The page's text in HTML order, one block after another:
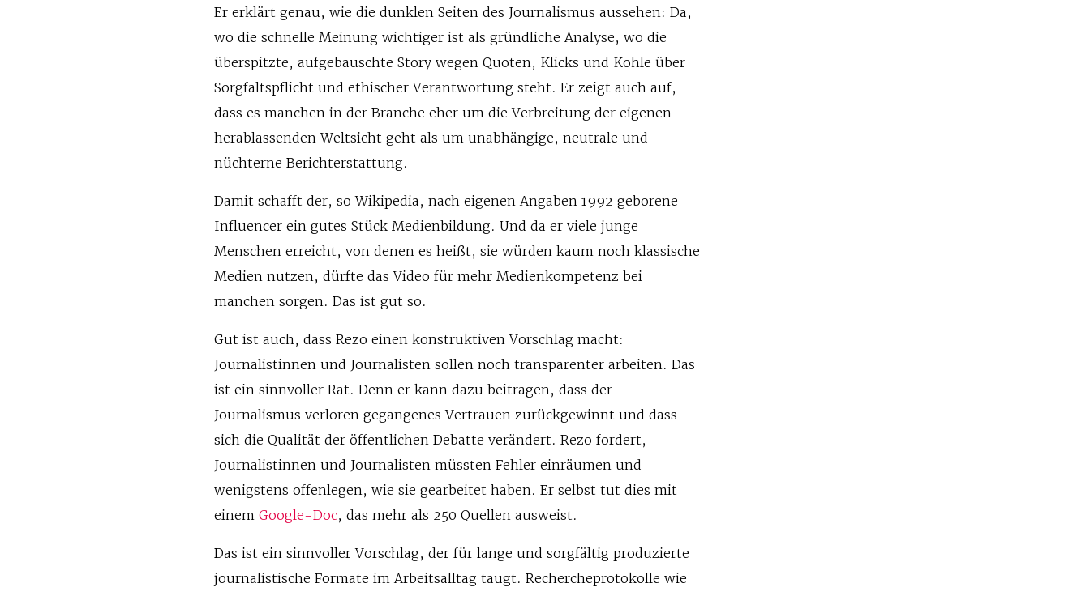
Er erklärt genau, wie die dunklen Seiten des Journalismus aussehen: Da,
wo die schnelle Meinung wichtiger ist als gründliche Analyse, wo die
überspitzte, aufgebauschte Story wegen Quoten, Klicks und Kohle über
Sorgfaltspflicht und ethischer Verantwortung steht. Er zeigt auch auf,
dass es manchen in der Branche eher um die Verbreitung der eigenen
herablassenden Weltsicht geht als um unabhängige, neutrale und
nüchterne Berichterstattung.
Damit schafft der, so Wikipedia, nach eigenen Angaben 1992 geborene
Influencer ein gutes Stück Medienbildung. Und da er viele junge
Menschen erreicht, von denen es heißt, sie würden kaum noch klassische
Medien nutzen, dürfte das Video für mehr Medienkompetenz bei
manchen sorgen. Das ist gut so.
Gut ist auch, dass Rezo einen konstruktiven Vorschlag macht:
Journalistinnen und Journalisten sollen noch transparenter arbeiten. Das
ist ein sinnvoller Rat. Denn er kann dazu beitragen, dass der
Journalismus verloren gegangenes Vertrauen zurückgewinnt und dass
sich die Qualität der öffentlichen Debatte verändert. Rezo fordert,
Journalistinnen und Journalisten müssten Fehler einräumen und
wenigstens offenlegen, wie sie gearbeitet haben. Er selbst tut dies mit
einemGoogle-Doc, das mehr als 250 Quellen ausweist.
Das ist ein sinnvoller Vorschlag, der für lange und sorgfältig produzierte
journalistische Formate im Arbeitsalltag taugt. Rechercheprotokolle wie